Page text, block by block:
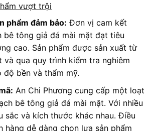
vượt trội
phẩm đảm bảo: Đơn vị cam kết
bê tông giả đá mài mặt đạt tiêu
cao. Sản phẩm được sản xuất từ
và qua quy trình kiểm tra nghiêm
độ bền và thẩm mỹ.
An Chi Phương cung cấp một loạt
bê tông giả đá mài mặt. Với nhiều
sắc và kích thước khác nhau. Điều
hàng dễ dàng chọn lựa sản phẩm